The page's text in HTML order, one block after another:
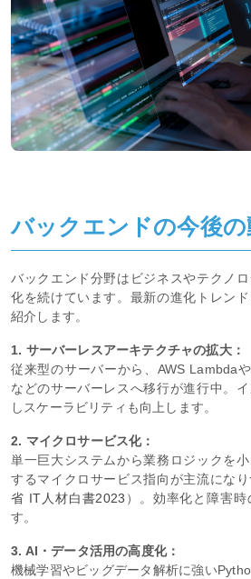
バックエンドの今後の
バックエンド分野はビジネスやテクノ
化を続けています。最新の進化トレン
紹介します。
1. サーバーレスアーキテクチャの拡大：
従来型のサーバーから、AWS Lambda
などのサーバーレスへ移行が進行中。
しスケーラビリティも向上します。
2. マイクロサービス化：
単一巨大システムから業務ロジックを
するマイクロサービス指向が主流にな
省 IT人材白書2023 ）。効率化と障害
す。
3. AI・データ活用の高度化：
機械学習やビッグデータ解析に強い